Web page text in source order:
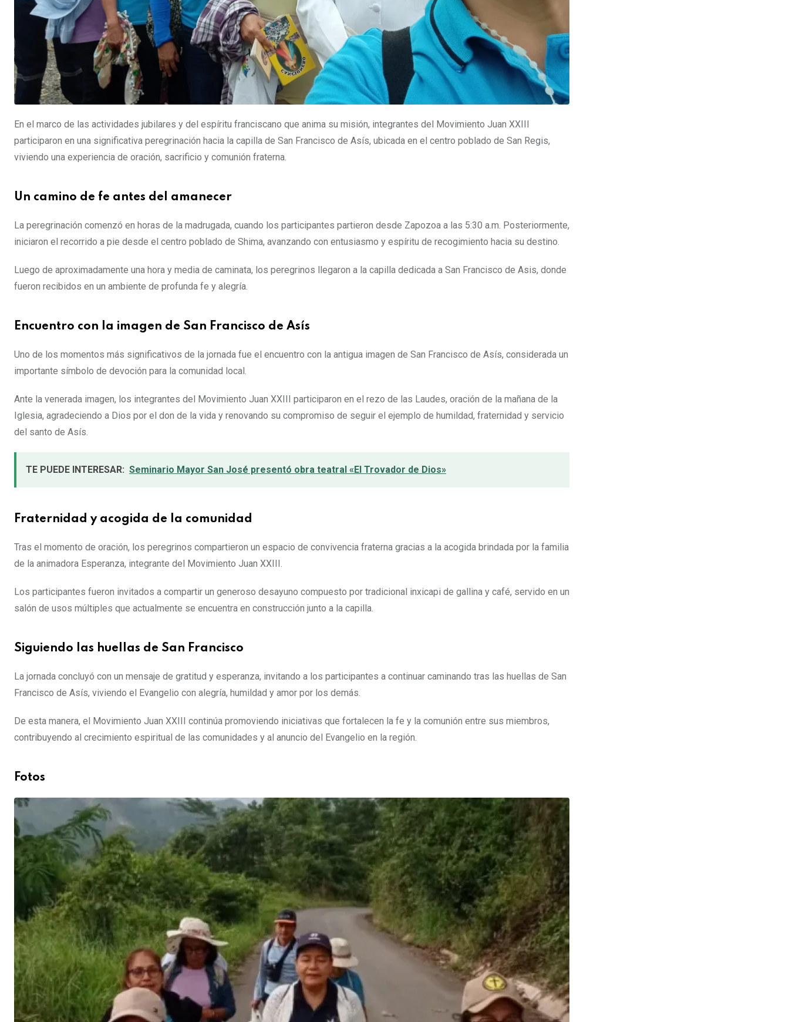
En el marco de las actividades jubilares y del espíritu franciscano que anima su misión, integrantes del Movimiento Juan XXIII
participaron en una significativa peregrinación hacia la capilla de San Francisco de Asís, ubicada en el centro poblado de San Regis,
viviendo una experiencia de oración, sacrificio y comunión fraterna.
Un camino de fe antes del amanecer
La peregrinación comenzó en horas de la madrugada, cuando los participantes partieron desde Zapozoa a las 5:30 a.m. Posteriormente,
iniciaron el recorrido a pie desde el centro poblado de Shima, avanzando con entusiasmo y espíritu de recogimiento hacia su destino.
Luego de aproximadamente una hora y media de caminata, los peregrinos llegaron a la capilla dedicada a San Francisco de Asis, donde
fueron recibidos en un ambiente de profunda fe y alegría.
Encuentro con la imagen de San Francisco de Asís
Uno de los momentos más significativos de la jornada fue el encuentro con la antigua imagen de San Francisco de Asís, considerada un
importante símbolo de devoción para la comunidad local.
Ante la venerada imagen, los integrantes del Movimiento Juan XXIII participaron en el rezo de las Laudes, oración de la mañana de la
Iglesia, agradeciendo a Dios por el don de la vida y renovando su compromiso de seguir el ejemplo de humildad, fraternidad y servicio
del santo de Asís.
TE PUEDE INTERESAR: Seminario Mayor San José presentó obra teatral «El Trovador de Dios»
Fraternidad y acogida de la comunidad
Tras el momento de oración, los peregrinos compartieron un espacio de convivencia fraterna gracias a la acogida brindada por la familia
de la animadora Esperanza, integrante del Movimiento Juan XXIII.
Los participantes fueron invitados a compartir un generoso desayuno compuesto por tradicional inxicapi de gallina y café, servido en un
salón de usos múltiples que actualmente se encuentra en construcción junto a la capilla.
Siguiendo las huellas de San Francisco
La jornada concluyó con un mensaje de gratitud y esperanza, invitando a los participantes a continuar caminando tras las huellas de San
Francisco de Asís, viviendo el Evangelio con alegría, humildad y amor por los demás.
De esta manera, el Movimiento Juan XXIII continúa promoviendo iniciativas que fortalecen la fe y la comunión entre sus miembros,
contribuyendo al crecimiento espiritual de las comunidades y al anuncio del Evangelio en la región.
Fotos